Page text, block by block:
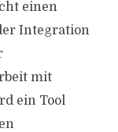
einen
Integration
mit
ein Tool